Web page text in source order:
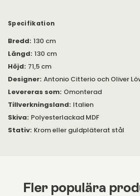
Vikt 32 kg
Specifikation
Bredd: 130 cm
Längd: 130 cm
Höjd: 71,5 cm
Designer: Antonio Citterio och Oliver
Levereras som: Omonterad
Tillverkningsland: Italien
Skiva: Polyesterlackad MDF
Stativ: Krom eller guldpläterat stål
Fler populära